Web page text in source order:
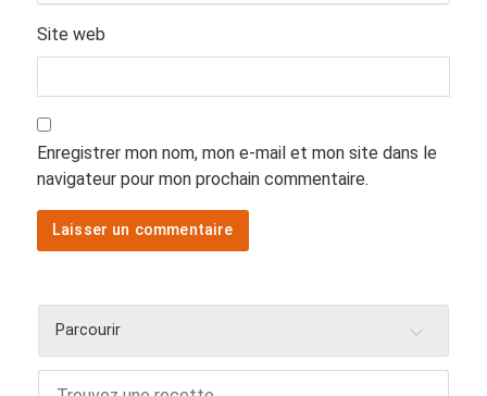
Site web
Enregistrer mon nom, mon e-mail et mon site dans le
navigateur pour mon prochain commentaire.
Parcourir